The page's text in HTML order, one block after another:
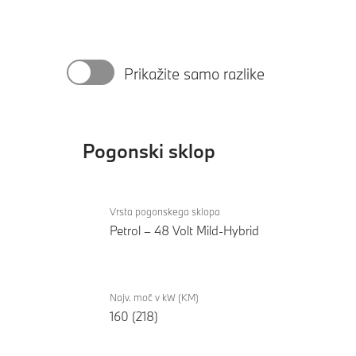
Prikažite samo razlike
Pogonski sklop
sklop
xDrive23i
Vrsta pogonskega sklopa
Petrol – 48 Volt Mild-Hybrid
Najv. moč v kW (KM)
160 (218)